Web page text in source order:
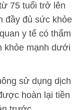
75 tuổi trở lên
đầy đủ sức khỏe
y tế có thẩm
khỏe mạnh dưới
sử dụng dịch
hoàn lại tiền